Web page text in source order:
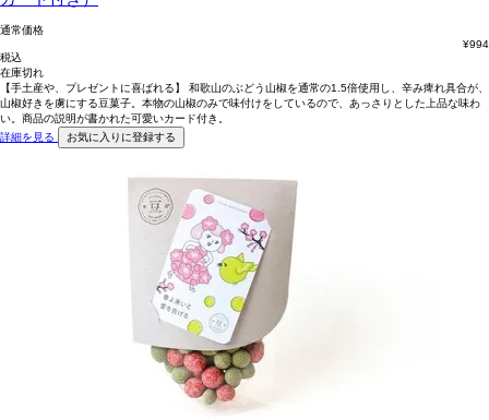
通常価格
¥994
税込
在庫切れ
【手土産や、プレゼントに喜ばれる】 和歌山のぶどう山椒を通常の1.5倍使用し、辛み痺れ具合が、
山椒好きを虜にする豆菓子。本物の山椒のみで味付けをしているので、あっさりとした上品な味わ
い。商品の説明が書かれた可愛いカード付き。
詳細を見る
お気に入りに登録する